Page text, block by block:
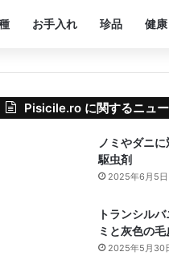
お手入れ 珍品 健康
Pisicile.ro に関するニュ
ノミやダニ
駆虫剤
2025年6月5日
トランシル
ミと灰色の毛
2025年5月30